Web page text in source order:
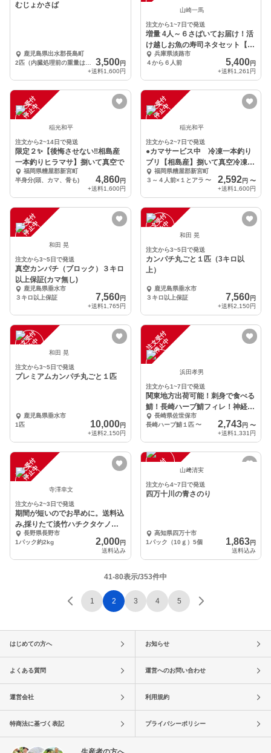
むじょかさば
鹿児島県出水郡長島町
3,500円
+送料1,600円
山崎一馬
注文から1~7日で発送
増量 4人～６さばいてお届け！活
け越しお魚の寿司ネタセット【明
石海峡岩屋港発❗】
兵庫県淡路市
４から６人前
5,400円
+送料1,261円
注
文
受
付
停
止
中
稲光和平
注文から2~14日で発送
限定２✨【後悔させない‼️相島産
一本釣りヒラマサ】捌いて真空で
福岡県糟屋郡新宮町
半身分(頭、カマ、骨も)
4,860円
+送料1,600円
注
文
受
付
停
止
中
稲光和平
注文から2~7日で発送
●カマサービス中 冷凍一本釣り
ブリ【相島産】捌いて真空冷凍で
お届け
福岡県糟屋郡新宮町
３～４人前×１とアラ 〜 2,592円 〜
+送料1,600円
注
文
受
付
停
止
中
和田 晃
注文から3~5日で発送
真空カンパチ（ブロック）３キロ
以上保証(カマ無し)
鹿児島県垂水市
３キロ以上保証
7,560円
+送料1,765円
注
文
受
付
停
止
中 和田 晃
注文から3~5日で発送
カンパチ丸ごと１匹（3キロ以
上）
鹿児島県垂水市
３キロ以上保証
7,560円
+送料2,150円
注
文
受
付
停
止
中 和田 晃
注文から3~5日で発送
プレミアムカンパチ丸ごと１匹
鹿児島県垂水市
1匹
10,000円
+送料2,150円
注
文
受
付
停
止
中
浜田孝男
注文から1~7日で発送
関東地方出荷可能！刺身で食べる
鯖！長崎ハーブ鯖フィレ！神経
抜、血抜、フィレ加工
長崎県佐世保市
長崎ハーブ鯖１匹 〜 2,743円 〜
+送料1,331円
注
文
受
付
停
止
中
寺澤幸文
注文から2~3日で発送
期間が短いのでお早めに。送料込
み,採りたて淡竹ハチクタケノコ
を約2.3kg
長野県長野市
1パック約2kg
2,000円
送料込み
注
文
受
付
停
止 山﨑清実
注文から4~7日で発送
四万十川の青さのり
高知県四万十市
1パック（10ｇ）5個
1,863円
送料込み
41-80表示/353件中
1 2 3 4 5
はじめての方へ お知らせ
よくある質問 運営へのお問い合わせ
運営会社 利用規約
特商法に基づく表記 プライバシーポリシー